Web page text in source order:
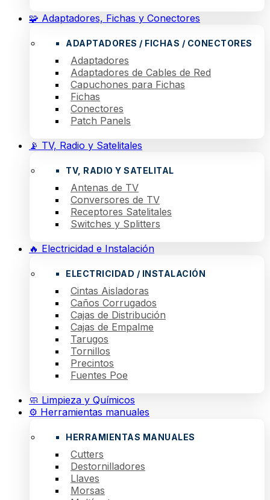
🧩 Adaptadores, Fichas y Conectores
ADAPTADORES / FICHAS / CONECTORES
Adaptadores
Adaptadores de Cables de Red
Capuchones para Fichas
Fichas
Conectores
Patch Panels
📡 TV, Radio y Satelitales
TV, RADIO Y SATELITAL
Antenas de TV
Conversores de TV
Receptores Satelitales
Switches y Splitters
🔥 Electricidad e Instalación
ELECTRICIDAD / INSTALACIÓN
Cintas Aisladoras
Caños Corrugados
Cajas de Distribución
Cajas de Empalme
Tarugos
Tornillos
Precintos
Fuentes Poe
🧼 Limpieza y Químicos
⚙️ Herramientas manuales
HERRAMIENTAS MANUALES
Cutters
Destornilladores
Llaves
Morsas